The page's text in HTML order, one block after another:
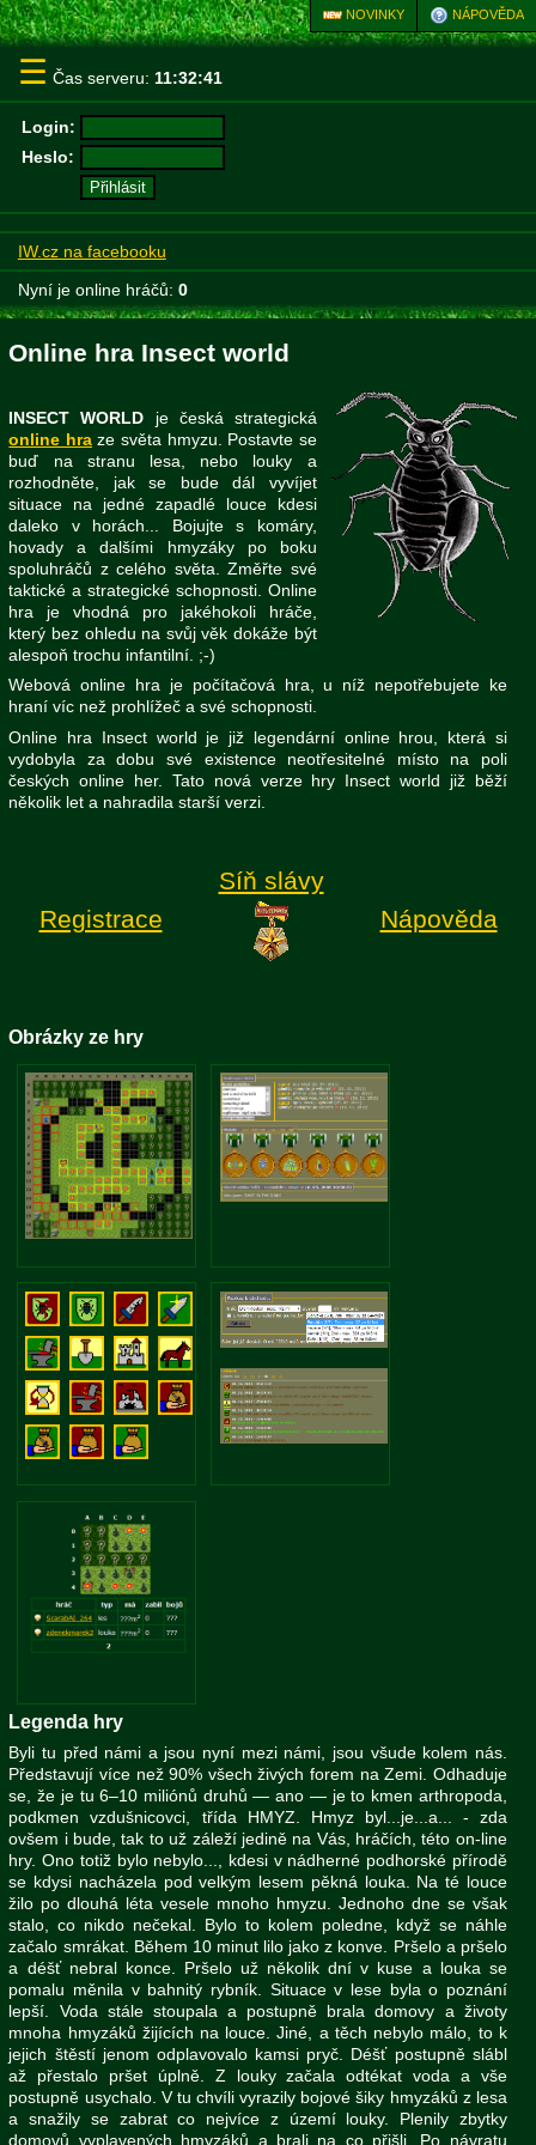
NÁPOVĚDA
NOVINKY
☰ Čas serveru: 11:32:41
Login:
Heslo:
IW.cz na facebooku
Nyní je online hráčů: 0
Online hra Insect world
INSECT WORLD je česká strategická
online hraze světa hmyzu. Postavte se
buď na stranu lesa, nebo louky a
rozhodněte, jak se bude dál vyvíjet
situace na jedné zapadlé louce kdesi
daleko v horách... Bojujte s komáry,
hovady a dalšími hmyzáky po boku
spoluhráčů z celého světa. Změřte své
taktické a strategické schopnosti. Online
hra je vhodná pro jakéhokoli hráče,
který bez ohledu na svůj věk dokáže být
alespoň trochu infantilní. ;-)
Webová online hra je počítačová hra, u níž nepotřebujete ke
hraní víc než prohlížeč a své schopnosti.
Online hra Insect world je již legendární online hrou, která si
vydobyla za dobu své existence neotřesitelné místo na poli
českých online her. Tato nová verze hry Insect world již běží
několik let a nahradila starší verzi.
Registrace
Síň slávy
Nápověda
Obrázky ze hry
Legenda hry
Byli tu před námi a jsou nyní mezi námi, jsou všude kolem nás.
Představují více než 90% všech živých forem na Zemi. Odhaduje
se, že je tu 6–10 miliónů druhů — ano — je to kmen arthropoda,
podkmen vzdušnicovci, třída HMYZ. Hmyz byl...je...a... - zda
ovšem i bude, tak to už záleží jedině na Vás, hráčích, této on-line
hry. Ono totiž bylo nebylo..., kdesi v nádherné podhorské přírodě
se kdysi nacházela pod velkým lesem pěkná louka. Na té louce
žilo po dlouhá léta vesele mnoho hmyzu. Jednoho dne se však
stalo, co nikdo nečekal. Bylo to kolem poledne, když se náhle
začalo smrákat. Během 10 minut lilo jako z konve. Pršelo a pršelo
a déšť nebral konce. Pršelo už několik dní v kuse a louka se
pomalu měnila v bahnitý rybník. Situace v lese byla o poznání
lepší. Voda stále stoupala a postupně brala domovy a životy
mnoha hmyzáků žijících na louce. Jiné, a těch nebylo málo, to k
jejich štěstí jenom odplavovalo kamsi pryč. Déšť postupně slábl
až přestalo pršet úplně. Z louky začala odtékat voda a vše
postupně usychalo. V tu chvíli vyrazily bojové šiky hmyzáků z lesa
a snažily se zabrat co nejvíce z území louky. Plenily zbytky
domovů vyplavených hmyzáků a brali na co přišli. Po návratu